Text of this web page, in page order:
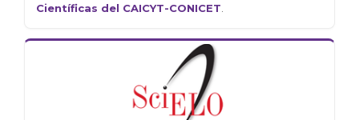
Científicas del CAICYT-CONICET